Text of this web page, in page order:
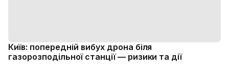
Київ: попередній вибух дрона біля
газорозподільної станції — ризики та дії